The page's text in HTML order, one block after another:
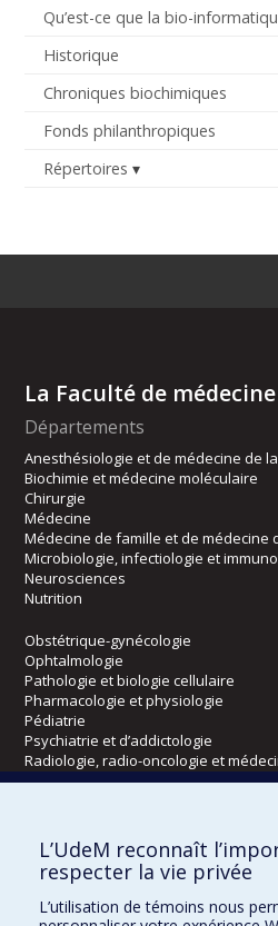
Qu’est-ce que la bio-
Historique
Chroniques biochimiques
Fonds philanthropiques
Répertoires
La Faculté de médecine
Départements
Anesthésiologie et de médecine de
Biochimie et médecine moléculaire
Chirurgie
Médecine
Médecine de famille et de médecine
Microbiologie, infectiologie et
Neurosciences
Nutrition
Obstétrique-gynécologie
Ophtalmologie
Pathologie et biologie cellulaire
Pharmacologie et physiologie
Pédiatrie
Psychiatrie et d’addictologie
Radiologie, radio-oncologie et
Kinésiologie et des sciences de
Orthophonie et audiologie
Réadaptation
L’UdeM reconnaît
respecter la vie privée
L’utilisation de témoins nous